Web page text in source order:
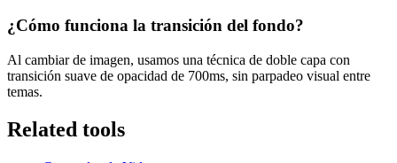
¿Cómo funciona la transición del fondo?
Al cambiar de imagen, usamos una técnica de doble capa con
transición suave de opacidad de 700ms, sin parpadeo visual entre
temas.
Related tools